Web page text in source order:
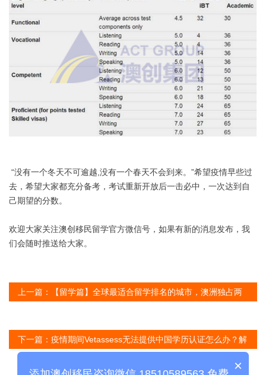
“没有一个冬天不可逾越,没有一个春天不会到来。”希望疫情早些过
去，希望大家都充分备考，考试重新开放后一击必中，一次达到自
己期望的分数。
欢迎大家关注澳创移民留学官方微信号，如果有新的消息发布，我
们会随时推送给大家。
上一篇：
【留学篇】全球最适合留学排名的城市，澳洲独占两
下一篇： 疫情期间Vetassess无法提供中国学历认证怎么办？解
×